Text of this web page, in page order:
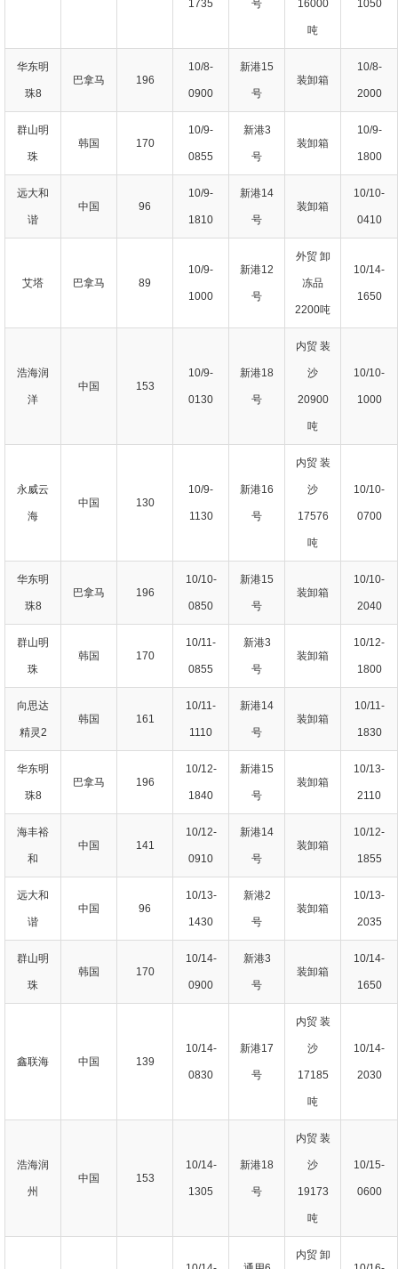
1735 号 16000
吨
1050
华东明
珠8
巴拿马 196
10/8-
0900
新港15
号
装卸箱
10/8-
2000
群山明
珠
韩国 170
10/9-
0855
新港3
号
装卸箱
10/9-
1800
远大和
谐
中国 96
10/9-
1810
新港14
号
装卸箱
10/10-
0410
艾塔 巴拿马 89
10/9-
1000
新港12
号
外贸 卸
冻品
2200吨
10/14-
1650
浩海润
洋
中国 153
10/9-
0130
新港18
号
内贸 装
沙
20900
吨
10/10-
1000
永威云
海
中国 130
10/9-
1130
新港16
号
内贸 装
沙
17576
吨
10/10-
0700
华东明
珠8
巴拿马 196
10/10-
0850
新港15
号
装卸箱
10/10-
2040
群山明
珠
韩国 170
10/11-
0855
新港3
号
装卸箱
10/12-
1800
向思达
精灵2
韩国 161
10/11-
1110
新港14
号
装卸箱
10/11-
1830
华东明
珠8
巴拿马 196
10/12-
1840
新港15
号
装卸箱
10/13-
2110
海丰裕
和
中国 141
10/12-
0910
新港14
号
装卸箱
10/12-
1855
远大和
谐
中国 96
10/13-
1430
新港2
号
装卸箱
10/13-
2035
群山明
珠
韩国 170
10/14-
0900
新港3
号
装卸箱
10/14-
1650
鑫联海 中国 139
10/14-
0830
新港17
号
内贸 装
沙
17185
吨
10/14-
2030
浩海润
州
中国 153
10/14-
1305
新港18
号
内贸 装
沙
19173
吨
10/15-
0600
内贸 卸